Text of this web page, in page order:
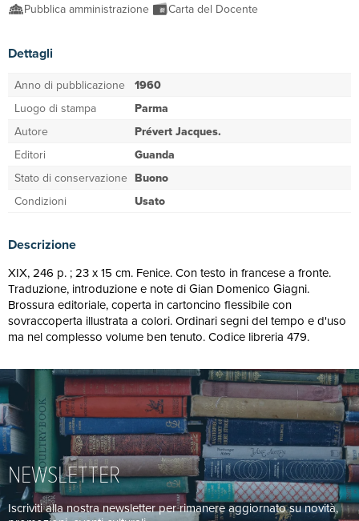
Pubblica amministrazione
Carta del Docente
Dettagli
Anno di pubblicazione 1960
Luogo di stampa
Parma
Autore
Prévert Jacques.
Editori
Guanda
Stato di conservazione Buono
Condizioni
Usato
Descrizione
XIX, 246 p. ; 23 x 15 cm. Fenice. Con testo in francese a fronte.
Traduzione, introduzione e note di Gian Domenico Giagni.
Brossura editoriale, coperta in cartoncino flessibile con
sovraccoperta illustrata a colori. Ordinari segni del tempo e d'uso
ma nel complesso volume ben tenuto. Codice libreria 479.
NEWSLETTER
Iscriviti alla nostra newsletter per rimanere aggiornato su novità,